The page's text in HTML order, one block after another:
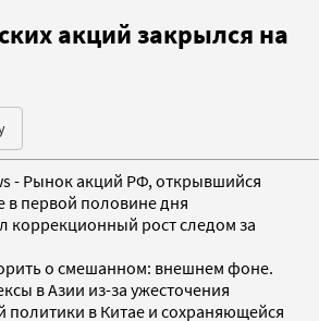
акций закрылся на
- Рынок акций РФ, открывшийся
в первой половине дня
коррекционный рост следом за
о смешанном: внешнем фоне.
в Азии из-за ужесточения
в Китае и сохраняющейся